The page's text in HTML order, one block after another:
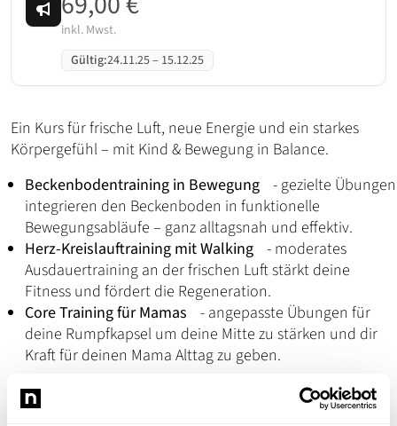
inkl. Mwst.
Gültig:24.11.25– 15.12.25
Ein Kurs für frische Luft, neue Energie und ein starkes
Körpergefühl – mit Kind & Bewegung in Balance.
Beckenbodentraining in Bewegung - gezielte Übungen
integrieren den Beckenboden in funktionelle
Bewegungsabläufe – ganz alltagsnah und effektiv.
Herz-Kreislauftraining mit Walking - moderates
Ausdauertraining an der frischen Luft stärkt deine
Fitness und fördert die Regeneration.
Core Training für Mamas - angepasste Übungen für
deine Rumpfkapsel um deine Mitte zu stärken und dir
Kraft für deinen Mama Alttag zu geben.
Tanke die Energie des Winters und trotze den kurzen
Nächten und dem Gefühl der Müdigkeit, wir kümmern